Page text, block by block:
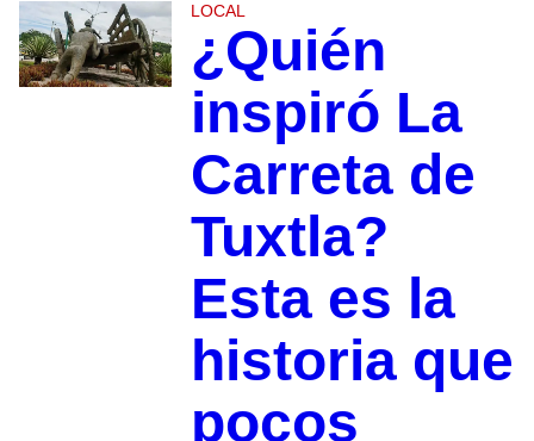
LOCAL
¿Quién
inspiró La
Carreta de
Tuxtla?
Esta es la
historia que
pocos